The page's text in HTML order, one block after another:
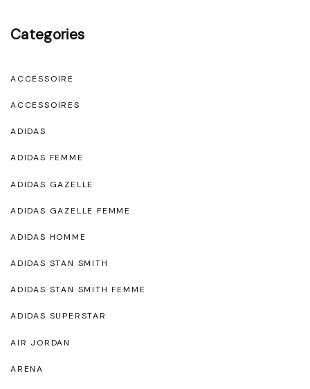
Categories
ACCESSOIRE
ACCESSOIRES
ADIDAS
ADIDAS FEMME
ADIDAS GAZELLE
ADIDAS GAZELLE FEMME
ADIDAS HOMME
ADIDAS STAN SMITH
ADIDAS STAN SMITH FEMME
ADIDAS SUPERSTAR
AIR JORDAN
ARENA